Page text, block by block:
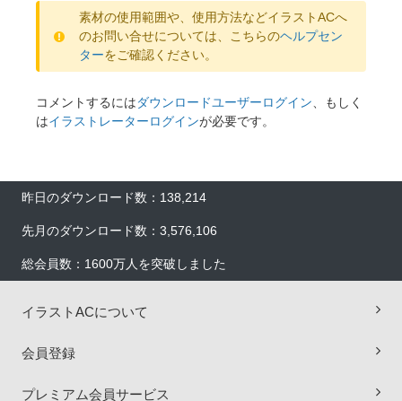
素材の使用範囲や、使用方法などイラストACへ
のお問い合せについては、こちらのヘルプセン
ターをご確認ください。
コメントするにはダウンロードユーザーログイン、もしく
はイラストレーターログインが必要です。
昨日のダウンロード数：138,214
先月のダウンロード数：3,576,106
総会員数：1600万人を突破しました
イラストACについて
会員登録
プレミアム会員サービス